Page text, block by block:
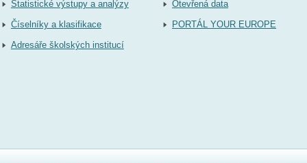
Statistické výstupy a analýzy
Číselníky a klasifikace
Adresáře školských institucí
Otevřená data
PORTÁL YOUR EUROPE